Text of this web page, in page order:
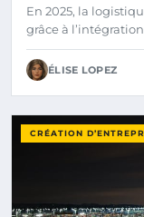
En 2025, la
grâce à
ÉLISE LOPEZ
CRÉATION